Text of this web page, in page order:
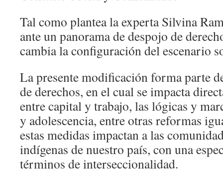
Tal como plantea la experta Silvina
ante un panorama de despojo de
cambia la configuración del escenario
La presente modificación forma parte
de derechos, en el cual se impacta
entre capital y trabajo, las lógicas y
y adolescencia, entre otras reformas
estas medidas impactan a las
indígenas de nuestro país, con una
términos de interseccionalidad.